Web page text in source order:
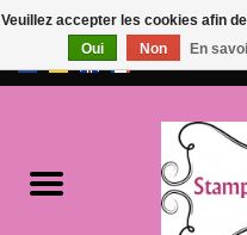
EUR/
NOUVEAU!!
Veuillez accepter les cookies afin
Oui
Non En